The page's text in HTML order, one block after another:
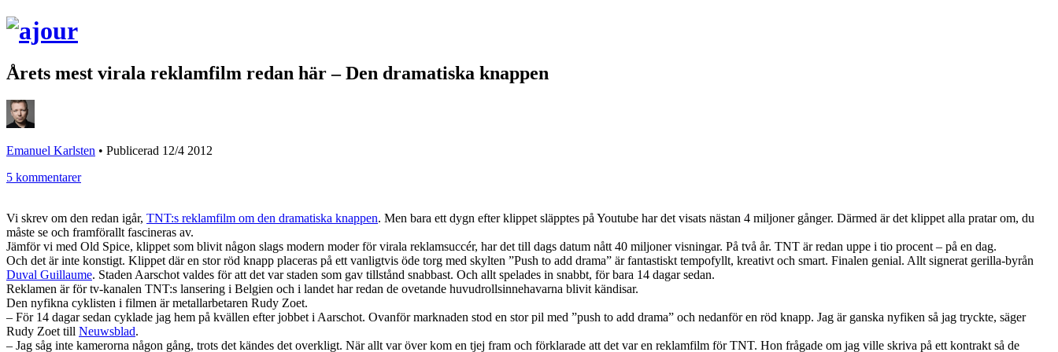
Årets mest virala reklamfilm redan här – Den dramatiska knappen
Emanuel Karlsten • Publicerad 12/4 2012
5 kommentarer
Vi skrev om den redan igår, TNT:s reklamfilm om den dramatiska knappen. Men bara ett dygn efter klippet släpptes på Youtube har det visats nästan 4 miljoner gånger. Därmed är det klippet alla pratar om, du
måste se och framförallt fascineras av.
Jämför vi med Old Spice, klippet som blivit någon slags modern moder för virala reklamsuccér, har det till dags datum nått 40 miljoner visningar. På två år. TNT är redan uppe i tio procent – på en dag.
Och det är inte konstigt. Klippet där en stor röd knapp placeras på ett vanligtvis öde torg med skylten ”Push to add drama” är fantastiskt tempofyllt, kreativt och smart. Finalen genial. Allt signerat gerilla-byrån
Duval Guillaume. Staden Aarschot valdes för att det var staden som gav tillstånd snabbast. Och allt spelades in snabbt, för bara 14 dagar sedan.
Reklamen är för tv-kanalen TNT:s lansering i Belgien och i landet har redan de ovetande huvudrollsinnehavarna blivit kändisar.
Den nyfikna cyklisten i filmen är metallarbetaren Rudy Zoet.
– För 14 dagar sedan cyklade jag hem på kvällen efter jobbet i Aarschot. Ovanför marknaden stod en stor pil med ”push to add drama” och nedanför en röd knapp. Jag är ganska nyfiken så jag tryckte, säger
Rudy Zoet till Neuwsblad.
– Jag såg inte kamerorna någon gång, trots det kändes det overkligt. När allt var över kom en tjej fram och förklarade att det var en reklamfilm för TNT. Hon frågade om jag ville skriva på ett kontrakt så de